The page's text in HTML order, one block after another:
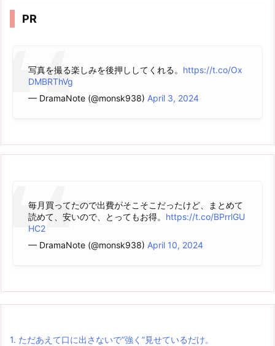
PR
写真を撮る楽しみを後押ししてくれる。 https://t.co/Ox
DMBRThVg
— DramaNote (@monsk938) April 3, 2024
毎月買ってたので出費がそこそこだったけど、まとめて
読めて、安いので、とってもお得。 https://t.co/BPrrlGU
HC2
— DramaNote (@monsk938) April 10, 2024
1. ただあえて口に出さないで”強く”見せているだけ。